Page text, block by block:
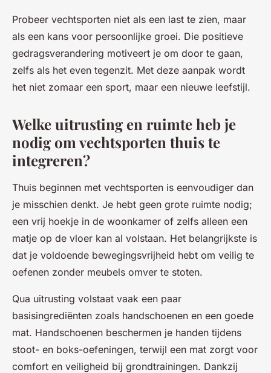
Probeer vechtsporten niet als een last te zien, maar
als een kans voor persoonlijke groei. Die positieve
gedragsverandering motiveert je om door te gaan,
zelfs als het even tegenzit. Met deze aanpak wordt
het niet zomaar een sport, maar een nieuwe leefstijl.
Welke uitrusting en ruimte heb je
nodig om vechtsporten thuis te
integreren?
Thuis beginnen met vechtsporten is eenvoudiger dan
je misschien denkt. Je hebt geen grote ruimte nodig;
een vrij hoekje in de woonkamer of zelfs alleen een
matje op de vloer kan al volstaan. Het belangrijkste is
dat je voldoende bewegingsvrijheid hebt om veilig te
oefenen zonder meubels omver te stoten.
Qua uitrusting volstaat vaak een paar
basisingrediënten zoals handschoenen en een goede
mat. Handschoenen beschermen je handen tijdens
stoot- en boks-oefeningen, terwijl een mat zorgt voor
comfort en veiligheid bij grondtrainingen. Dankzij